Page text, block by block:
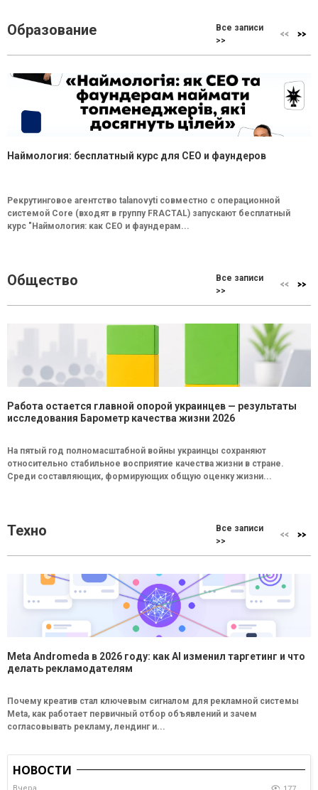
Образование
Все записи
>>
Наймология: бесплатный курс для CEO и фаундеров
Рекрутинговое агентство talanovyti совместно с операционной
системой Core (входят в группу FRACTAL) запускают бесплатный
курс "Наймология: как СEO и фаундерам...
Общество
Все записи
>>
Работа остается главной опорой украинцев — результаты
исследования Барометр качества жизни 2026
На пятый год полномасштабной войны украинцы сохраняют
относительно стабильное восприятие качества жизни в стране.
Среди составляющих, формирующих общую оценку жизни...
Техно
Все записи
>>
Meta Andromeda в 2026 году: как AI изменил таргетинг и что
делать рекламодателям
Почему креатив стал ключевым сигналом для рекламной системы
Meta, как работает первичный отбор объявлений и зачем
согласовывать рекламу, лендинг и...
НОВОСТИ